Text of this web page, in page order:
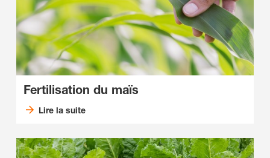
Fertilisation du maïs
Lire la suite